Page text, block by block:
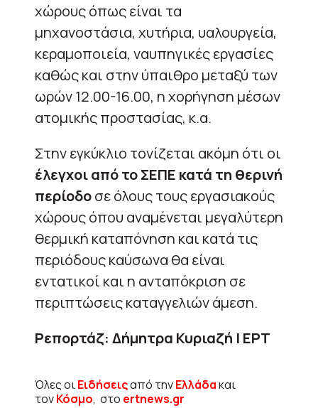
χώρους όπως είναι τα
μηχανοστάσια, χυτήρια, υαλουργεία,
κεραμοποιεία, ναυπηγικές εργασίες
καθώς και στην ύπαιθρο μεταξύ των
ωρών 12.00-16.00, η χορήγηση μέσων
ατομικής προστασίας, κ.α.
Στην εγκύκλιο τονίζεται ακόμη ότι οι
έλεγχοι από το ΣΕΠΕ κατά τη θερινή
περίοδοσε όλους τους εργασιακούς
χώρους όπου αναμένεται μεγαλύτερη
θερμική καταπόνηση και κατά τις
περιόδους καύσωνα θα είναι
εντατικοί και η ανταπόκριση σε
περιπτώσεις καταγγελιών άμεση.
Ρεπορτάζ: Δήμητρα Κυριαζή | ΕΡΤ
Όλες οιΕιδήσειςαπό τηνΕλλάδακαι
τονΚόσμο, στο ertnews.gr